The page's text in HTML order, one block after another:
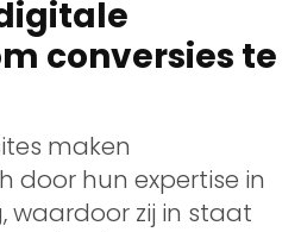
conversies te
maken
door hun expertise in
waardoor zij in staat